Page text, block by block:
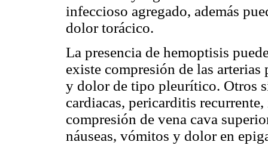
infeccioso agregado, además
dolor torácico.
La presencia de hemoptisis
existe compresión de las
y dolor de tipo pleurítico. Otros
cardiacas, pericarditis
compresión de vena cava
náuseas, vómitos y dolor en